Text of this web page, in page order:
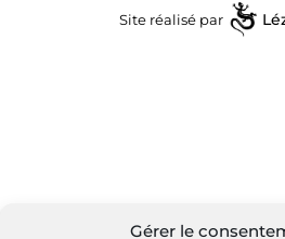
Gérer le
Site réalisé par